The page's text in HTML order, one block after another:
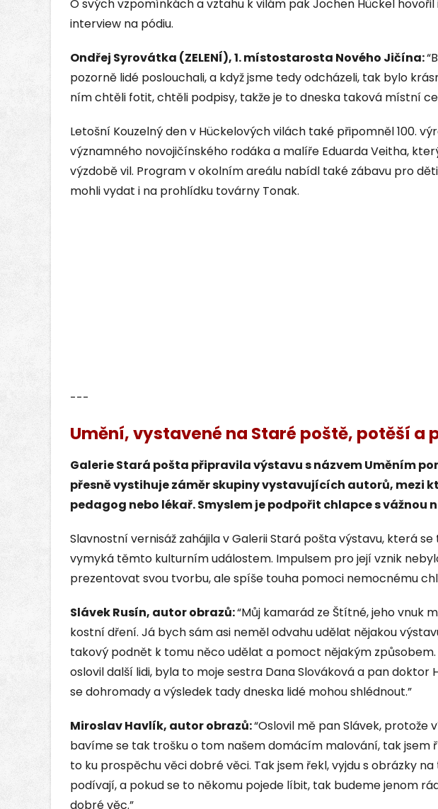
O svých vzpomínkách a vztahu k vilám pak Jochen Hückel
interview na pódiu.
Ondřej Syrovátka (ZELENÍ), 1. místostarosta Nového Jičína:
pozorně lidé poslouchali, a když jsme tedy odcházeli, tak bylo
ním chtěli fotit, chtěli podpisy, takže je to dneska taková místní
Letošní Kouzelný den v Hückelových vilách také připomněl 100.
významného novojičínského rodáka a malíře Eduarda Veitha,
výzdobě vil. Program v okolním areálu nabídl také zábavu pro
mohli vydat i na prohlídku továrny Tonak.
---
Umění, vystavené na Staré poště, potěší a
Galerie Stará pošta připravila výstavu s názvem Uměním
přesně vystihuje záměr skupiny vystavujících autorů, mezi
pedagog nebo lékař. Smyslem je podpořit chlapce s vážnou
Slavnostní vernisáž zahájila v Galerii Stará pošta výstavu, která
vymyká těmto kulturním událostem. Impulsem pro její vznik
prezentovat svou tvorbu, ale spíše touha pomoci nemocnému
Slávek Rusín, autor obrazů:“Můj kamarád ze Štítné, jeho vnuk
kostní dření. Já bych sám asi neměl odvahu udělat nějakou
takový podnět k tomu něco udělat a pomoct nějakým způsobem.
oslovil další lidi, byla to moje sestra Dana Slováková a pan doktor
se dohromady a výsledek tady dneska lidé mohou shlédnout.”
Miroslav Havlík, autor obrazů:“Oslovil mě pan Slávek, protože
bavíme se tak trošku o tom našem domácím malování, tak jsem
to ku prospěchu věci dobré věci. Tak jsem řekl, vyjdu s obrázky
podívají, a pokud se to někomu pojede líbit, tak budeme jenom
dobré věc.”